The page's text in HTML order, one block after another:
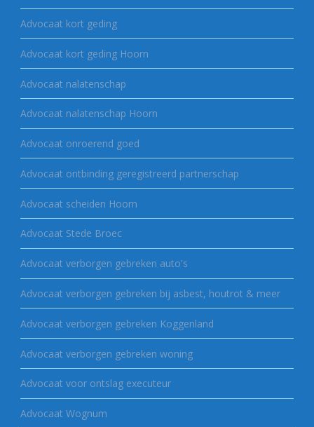
Advocaat kort geding
Advocaat kort geding Hoorn
Advocaat nalatenschap
Advocaat nalatenschap Hoorn
Advocaat onroerend goed
Advocaat ontbinding geregistreerd partnerschap
Advocaat scheiden Hoorn
Advocaat Stede Broec
Advocaat verborgen gebreken auto's
Advocaat verborgen gebreken bij asbest, houtrot & meer
Advocaat verborgen gebreken Koggenland
Advocaat verborgen gebreken woning
Advocaat voor ontslag executeur
Advocaat Wognum